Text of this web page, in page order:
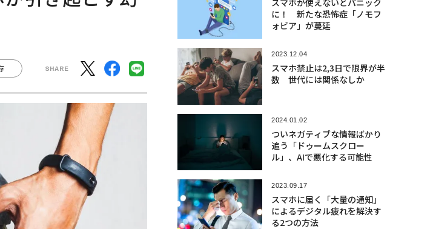
スマホが使えないとパニック
に！ 新たな恐怖症「ノモフ
ォビア」が蔓延
2023.12.04
スマホ禁止は2,3日で限界が半
数 世代には関係なしか
2024.01.02
ついネガティブな情報ばかり
追う「ドゥームスクロー
ル」、AIで悪化する可能性
2023.09.17
スマホに届く「大量の通知」
によるデジタル疲れを解決す
る2つの方法